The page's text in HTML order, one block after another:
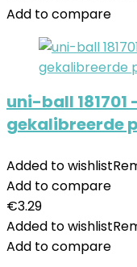
Add to compare
uni-ball 181701
gekalibreerde
Added to wishlist
Add to compare
€3.29
Added to wishlist
Add to compare